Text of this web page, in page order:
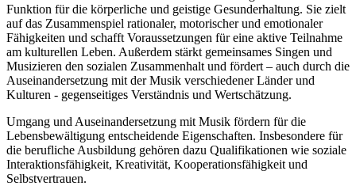
Funktion für die körperliche und geistige Gesunderhaltung. Sie zielt
auf das Zusammenspiel rationaler, motorischer und emotionaler
Fähigkeiten und schafft Voraussetzungen für eine aktive Teilnahme
am kulturellen Leben. Außerdem stärkt gemeinsames Singen und
Musizieren den sozialen Zusammenhalt und fördert – auch durch die
Auseinandersetzung mit der Musik verschiedener Länder und
Kulturen - gegenseitiges Verständnis und Wertschätzung.
Umgang und Auseinandersetzung mit Musik fördern für die
Lebensbewältigung entscheidende Eigenschaften. Insbesondere für
die berufliche Ausbildung gehören dazu Qualifikationen wie soziale
Interaktionsfähigkeit, Kreativität, Kooperationsfähigkeit und
Selbstvertrauen.